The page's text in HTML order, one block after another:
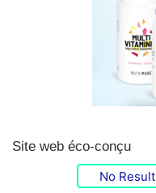
Site web éco-conçu
No Result